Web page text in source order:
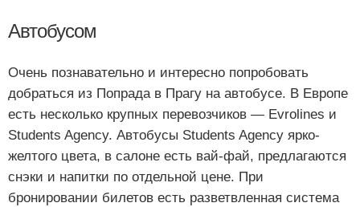
Автобусом
Очень познавательно и интересно попробовать
добраться из Попрада в Прагу на автобусе. В Европе
есть несколько крупных перевозчиков — Evrolines и
Students Agency. Автобусы Students Agency ярко-
желтого цвета, в салоне есть вай-фай, предлагаются
снэки и напитки по отдельной цене. При
бронировании билетов есть разветвленная система